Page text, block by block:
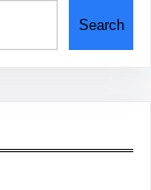
Search